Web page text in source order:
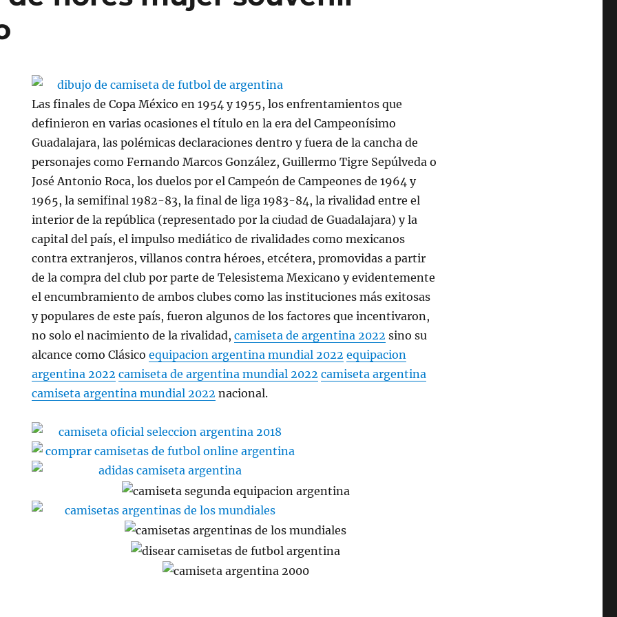
Las finales de Copa México en 1954 y 1955, los enfrentamientos que
definieron en varias ocasiones el título en la era del Campeonísimo
Guadalajara, las polémicas declaraciones dentro y fuera de la cancha de
personajes como Fernando Marcos González, Guillermo Tigre Sepúlveda o
José Antonio Roca, los duelos por el Campeón de Campeones de 1964 y
1965, la semifinal 1982-83, la final de liga 1983-84, la rivalidad entre el
interior de la república (representado por la ciudad de Guadalajara) y la
capital del país, el impulso mediático de rivalidades como mexicanos
contra extranjeros, villanos contra héroes, etcétera, promovidas a partir
de la compra del club por parte de Telesistema Mexicano y evidentemente
el encumbramiento de ambos clubes como las instituciones más exitosas
y populares de este país, fueron algunos de los factores que incentivaron,
no solo el nacimiento de la rivalidad,camiseta de argentina 2022 sino su
alcance como Clásicoequipacion argentina mundial 2022 equipacion
argentina 2022 camiseta de argentina mundial 2022 camiseta argentina
camiseta argentina mundial 2022 nacional.